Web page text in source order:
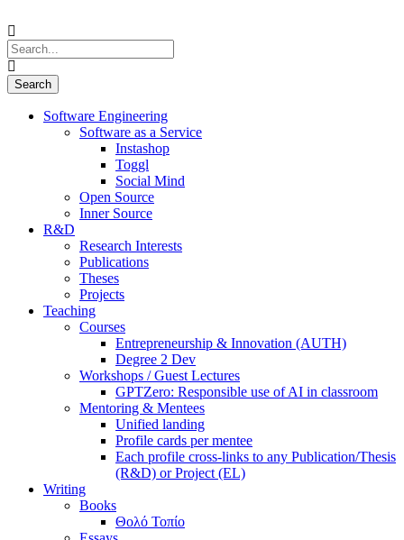
Software Engineering
Software as a Service
Instashop
Toggl
Social Mind
Open Source
Inner Source
R&D
Research Interests
Publications
Theses
Projects
Teaching
Courses
Entrepreneurship & Innovation (AUTH)
Degree 2 Dev
Workshops / Guest Lectures
GPTZero: Responsible use of AI in classroom
Mentoring & Mentees
Unified landing
Profile cards per mentee
Each profile cross-links to any Publication/Thesis
(R&D) or Project (EL)
Writing
Books
Θολό Τοπίο